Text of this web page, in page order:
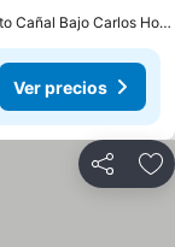
a 2.7 km de: Aeropuerto Cañal Bajo Carlos Hott Siebert
Ver precios
Compartir